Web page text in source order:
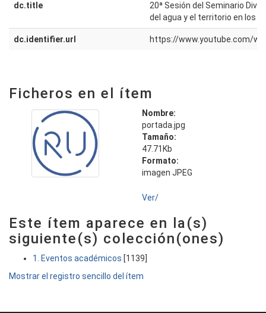
dc.title
20ª Sesión del Seminario
del agua y el territorio en los
dc.identifier.url https://www.youtube.com/
Ficheros en el ítem
Nombre:
portada.jpg
Tamaño:
47.71Kb
Formato:
imagen JPEG
Ver/
Este ítem aparece en la(s)
siguiente(s) colección(ones)
1. Eventos académicos [1139]
Mostrar el registro sencillo del ítem